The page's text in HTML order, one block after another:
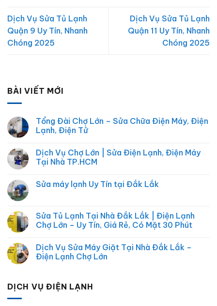
Dịch Vụ Sửa Tủ Lạnh
Quận 9 Uy Tín, Nhanh
Chóng 2025
Dịch Vụ Sửa Tủ Lạnh
Quận 11 Uy Tín, Nhanh
Chóng 2025
BÀI VIẾT MỚI
Tổng Đài Chợ Lớn – Sửa Chữa Điện Máy, Điện
Lạnh, Điện Tử
bình
luận
Chợ
Điện
Máy,
Điện
Tử
Dịch Vụ Chợ Lớn | Sửa Điện Lạnh, Điện Máy
Tại Nhà TP.HCM
bình
Chợ
Lớn
|
Lạnh,
Điện
Máy
Sửa máy lạnh Uy Tín tại Đắk Lắk
luận
ở
Sửa
Uy
Tín
tại
Sửa Tủ Lạnh Tại Nhà Đắk Lắk | Điện Lạnh
Chợ Lớn – Uy Tín, Giá Rẻ, Có Mặt 30 Phút
bình
luận
ở
Tại
Nhà
Dịch Vụ Sửa Máy Giặt Tại Nhà Đắk Lắk –
Điện Lạnh Chợ Lớn
luận
ở
DỊCH VỤ ĐIỆN LẠNH